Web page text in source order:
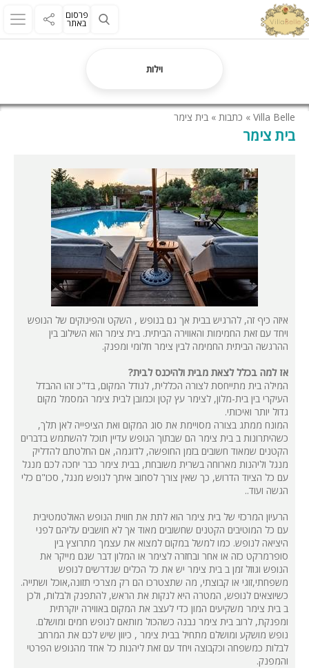
פרסום
באתר
וילות
Villa Belle
» כתבות » בית צימר
בית צימר
איזה כיף זה, להרגיש בבית אך גם בנופש , השקט והפינוקים של הנופש
ויחד עם זאת החמימות והאווירה הביתית. בית צימר הוא השילוב בין
ההרגשה הביתית החמימה לבין צימר חלומי ומפנק.
אז למה בכלל לצאת מבית ולהיכנס לבית?
המילה בית מתייחסת לצורה הכללית, לגודל המקום, בד"כ זהו ההבדל
העיקרי בין בית-מלון, לצימר עץ קטן וכמובן לבית צימר המסמל מקום
גדול יותר ואיכותי.
המונח ממתג בצורה מסויימת את סוג המקום ואת הציפייה לאן תלך,
כשהיתרונות ב בית צימר הם שבתוך הנופש עדיין תוכל להשתמש בדברים
הקטנים שמאוד חשובים בזמן החופשה, לדוגמה, אם החלטתם להדליק
מנגל וליהנות מארוחה בשרית משובחת, בבית צימר כבר יחכה לכם מנגל
עם כל הציוד הדרוש, כך שאין צורך לסחוב איתך לנופש מנגל, סכו"ם כלי
הגשה ועוד..
הרעיון המרכזי של בית צימר הוא לתת את חווית הנופש האולטמטיבית
עם כל המוטיבים הקטנים שחשובים מאוד אך לא חושבים עליהם לפני
היציאה לנופש. כמו למשל במקום למצוא את עצמך מתרוצץ בין
סופרמרקט כזה או אחר ובחזרה לצימר או המלון דבר שגם מייקר את
הנופש וגוזל זמן ב בית צימר יש את כל הכלים שנדרשים לנופש
משפחתי,זוגי או קבוצתי, מה שתצטרכו הם רק מצרכי תזונה,אוכל ושתייה.
כשיוצאים לנופש, המטרה היא לנקות את הראש, להתפנק ולבלות, ולכן
ב בית צימר משקיעים המון כדי לעצב את המקום באווירה יוקרתית
ומפנקת, לרוב בית צימר נבנה כשהכול מותאם לנופש חמים ומושלם.
נופש מושקע ומושלם מתחיל בבית צימר , כיוון שיש לכם את המרחב
לבלות כמשפחה וכקבוצה ויחד עם זאת ליהנות כל אחד מהנופש הפרטי
והמפנק.